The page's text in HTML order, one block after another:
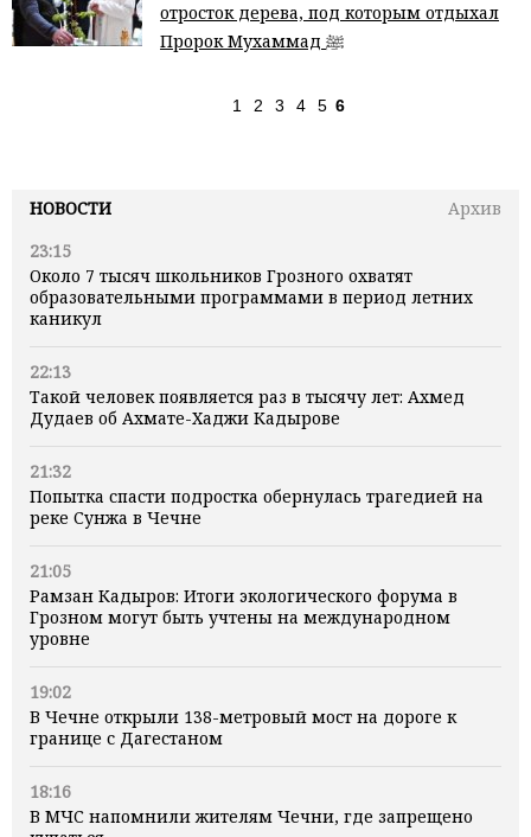
НОВОСТИ
Архив
23:15
Около 7 тысяч школьников Грозного охватят
образовательными программами в период летних
каникул
22:13
Такой человек появляется раз в тысячу лет: Ахмед
Дудаев об Ахмате-Хаджи Кадырове
21:32
Попытка спасти подростка обернулась трагедией на
реке Сунжа в Чечне
21:05
Рамзан Кадыров: Итоги экологического форума в
Грозном могут быть учтены на международном
уровне
19:02
В Чечне открыли 138-метровый мост на дороге к
границе с Дагестаном
18:16
В МЧС напомнили жителям Чечни, где запрещено
отросток дерева, под которым отдыхал
Пророк Мухаммад ﷺ
1 2 3 4 5 6